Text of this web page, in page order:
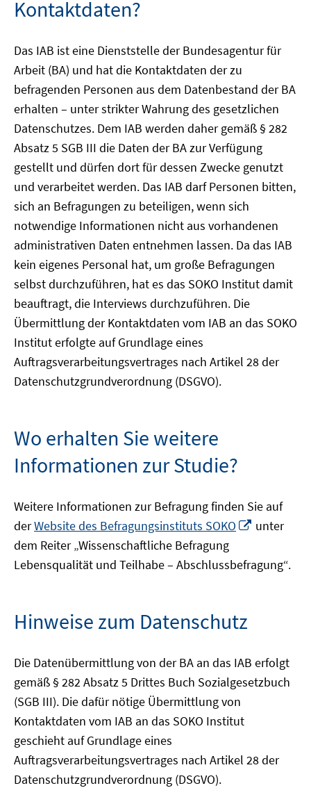
Kontaktdaten?
Das IAB ist eine Dienststelle der Bundesagentur für
Arbeit (BA) und hat die Kontaktdaten der zu
befragenden Personen aus dem Datenbestand der BA
erhalten – unter strikter Wahrung des gesetzlichen
Datenschutzes. Dem IAB werden daher gemäß § 282
Absatz 5 SGB III die Daten der BA zur Verfügung
gestellt und dürfen dort für dessen Zwecke genutzt
und verarbeitet werden. Das IAB darf Personen bitten,
sich an Befragungen zu beteiligen, wenn sich
notwendige Informationen nicht aus vorhandenen
administrativen Daten entnehmen lassen. Da das IAB
kein eigenes Personal hat, um große Befragungen
selbst durchzuführen, hat es das SOKO Institut damit
beauftragt, die Interviews durchzuführen. Die
Übermittlung der Kontaktdaten vom IAB an das SOKO
Institut erfolgte auf Grundlage eines
Auftragsverarbeitungsvertrages nach Artikel 28 der
Datenschutzgrundverordnung (DSGVO).
Wo erhalten Sie weitere
Informationen zur Studie?
Weitere Informationen zur Befragung finden Sie auf
derWebsite des Befragungsinstituts SOKO
In
Fenster
öffnen
unter
dem Reiter „Wissenschaftliche Befragung
Lebensqualität und Teilhabe – Abschlussbefragung“.
Hinweise zum Datenschutz
Die Datenübermittlung von der BA an das IAB erfolgt
gemäß § 282 Absatz 5 Drittes Buch Sozialgesetzbuch
(SGB III). Die dafür nötige Übermittlung von
Kontaktdaten vom IAB an das SOKO Institut
geschieht auf Grundlage eines
Auftragsverarbeitungsvertrages nach Artikel 28 der
Datenschutzgrundverordnung (DSGVO).